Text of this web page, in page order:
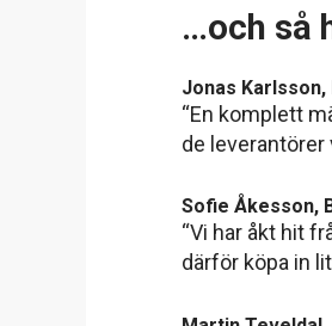
…och så
Jonas Karlsson,
“En komplett
de leverantörer
Sofie Åkesson,
“Vi har åkt hit
därför köpa in